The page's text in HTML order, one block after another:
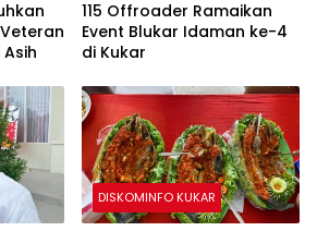
115 Offroader Ramaikan
Event Blukar Idaman ke-4
di Kukar
DISKOMINFO KUKAR